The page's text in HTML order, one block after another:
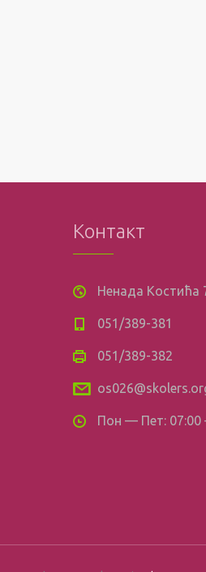
Контакт
Ненада Костића
051/389-381
051/389-382
Пон — Пет: 07:00